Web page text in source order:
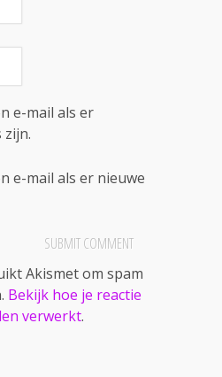
e-mail als er
zijn.
e-mail als er nieuwe
Akismet om spam
Bekijk hoe je reactie
verwerkt.